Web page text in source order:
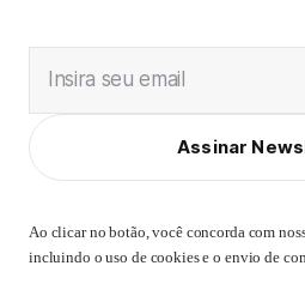
Insira seu email
Assinar
Ao clicar no botão, você concorda com
incluindo o uso de cookies e o envio de